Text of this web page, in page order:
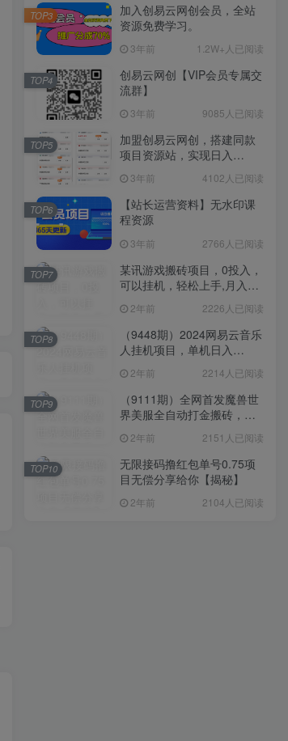
加盟创易云网创，搭建同款项目资源站，实现日入2000+
加入创易云网创会员，全站
资源免费学习。
3年前 1.2W+人已阅读
TOP3
创易云网创【VIP会员专属交
流群】
3年前 9085人已阅读
TOP4
加盟创易云网创，搭建同款
项目资源站，实现日入
3年前 4102人已阅读
TOP5
【站长运营资料】无水印课
程资源
3年前 2766人已阅读
TOP6
某讯游戏搬砖项目，0投入，
可以挂机，轻松上手,月入
2年前 2226人已阅读
TOP7
（9448期）2024网易云音乐
人挂机项目，单机日入
2年前 2214人已阅读
TOP8
（9111期）全网首发魔兽世
界美服全自动打金搬砖，日
姆级教学
2年前 2151人已阅读
TOP9
无限接码撸红包单号0.75项
目无偿分享给你【揭秘】
2年前 2104人已阅读
TOP10